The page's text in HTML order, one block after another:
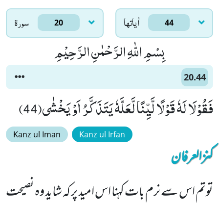
سورۃ 20 اٰياتها 44
بِسْمِ اللّٰهِ الرَّحْمٰنِ الرَّحِیْمِ
20.44
فَقُوْلَا لَهٗ قَوْلًا لَّیِّنًا لَّعَلَّهٗ یَتَذَكَّرُ اَوْ یَخْشٰى(44)
Kanz ul Iman Kanz ul Irfan
کنزالعرفان
توتم اس سے نرم بات کہنا اس امید پر کہ شاید وہ نصیحت